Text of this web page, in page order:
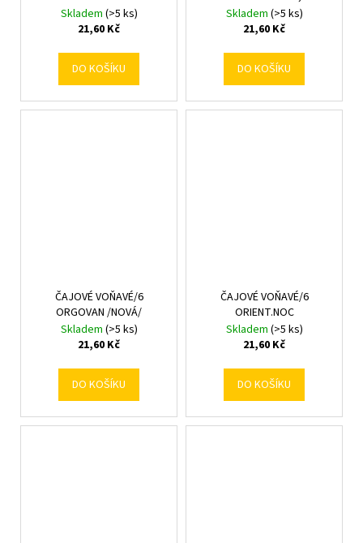
Skladem (>5 ks)
21,60 Kč
DO KOŠÍKU
Skladem (>5 ks)
21,60 Kč
DO KOŠÍKU
ČAJOVÉ VOŇAVÉ/6
ORGOVAN /NOVÁ/
Skladem (>5 ks)
21,60 Kč
DO KOŠÍKU
ČAJOVÉ VOŇAVÉ/6
ORIENT.NOC
Skladem (>5 ks)
21,60 Kč
DO KOŠÍKU